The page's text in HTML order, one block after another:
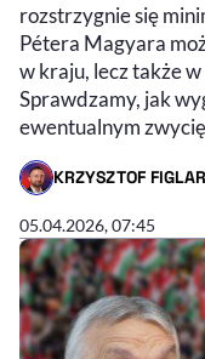
rozstrzygnie się
Pétera Magyara
w kraju, lecz także
Sprawdzamy, jak
ewentualnym
KRZYSZTOF
- AUTOR ARTYKUŁU -
05.04.2026, 07:45